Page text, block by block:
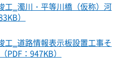
工‗濁川・平等川橋（仮称）河
）
工‗道路情報表示板設置工事そ
PDF：947KB）